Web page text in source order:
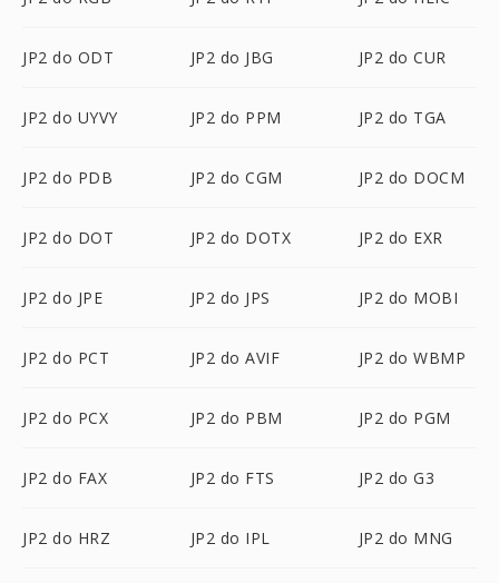
JP2 do ODT JP2 do JBG JP2 do CUR
JP2 do UYVY JP2 do PPM JP2 do TGA
JP2 do PDB JP2 do CGM JP2 do DOCM
JP2 do DOT JP2 do DOTX JP2 do EXR
JP2 do JPE JP2 do JPS JP2 do MOBI
JP2 do PCT JP2 do AVIF JP2 do WBMP
JP2 do PCX JP2 do PBM JP2 do PGM
JP2 do FAX JP2 do FTS JP2 do G3
JP2 do HRZ JP2 do IPL JP2 do MNG